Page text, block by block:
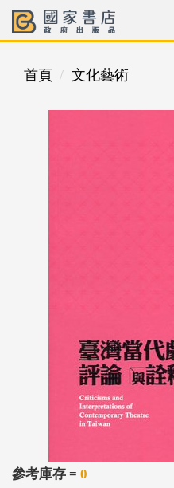
首頁 文化藝術
參考庫存 = 0